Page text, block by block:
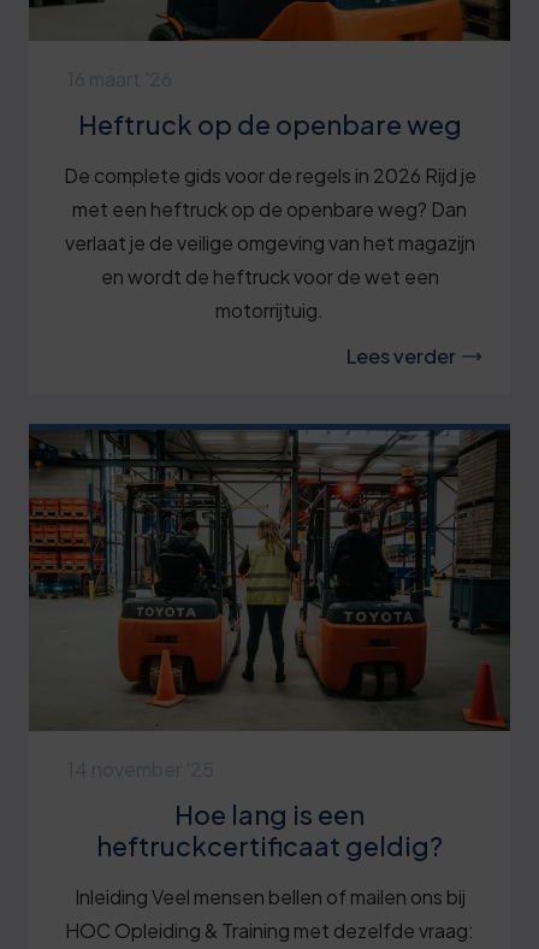
Heftruck op de openbare weg
De complete gids voor de regels in 2026 Rijd je
met een heftruck op de openbare weg? Dan
verlaat je de veilige omgeving van het magazijn
en wordt de heftruck voor de wet een
motorrijtuig.
Lees verder
Hoe lang is een
heftruckcertificaat geldig?
Inleiding Veel mensen bellen of mailen ons bij
HOC Opleiding & Training met dezelfde vraag: